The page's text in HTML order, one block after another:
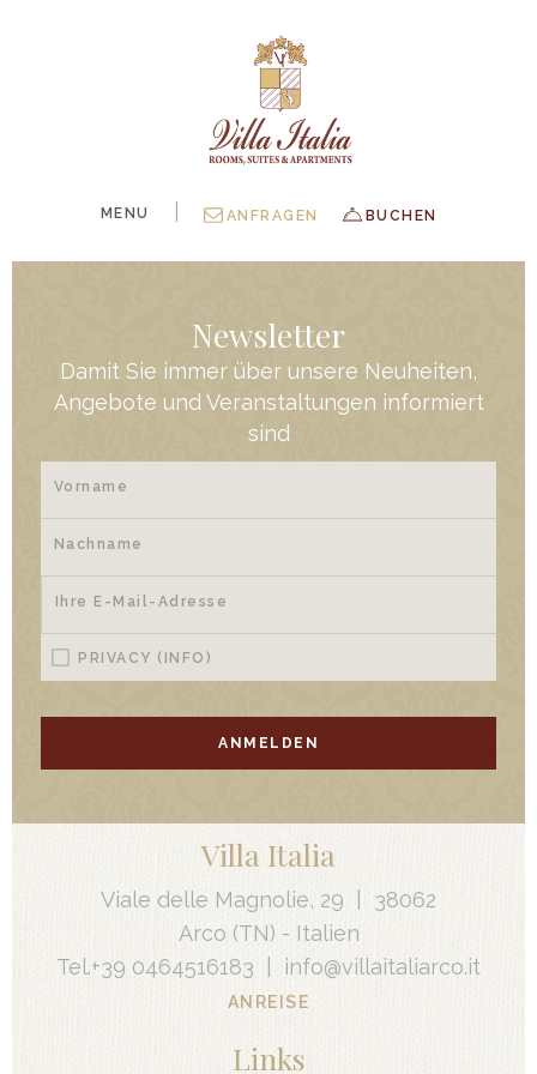
MENU ANFRAGEN BUCHEN
Newsletter
Damit Sie immer über unsere Neuheiten,
Angebote und Veranstaltungen informiert
sind
PRIVACY (INFO)
ANMELDEN
Villa Italia
Viale delle Magnolie, 29
38062
Arco (TN) - Italien
Tel.+39 0464516183 info@villaitaliarco.it
ANREISE
Links